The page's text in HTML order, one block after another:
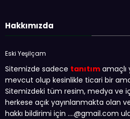
Hakkımızda
Eski Yeşilçam
Sitemizde sadece tanıtım amaçlı
mevcut olup kesinlikle ticari bir
Sitemizdeki tüm resim, medya ve
herkese açık yayınlanmakta olan
hakkı bildirimi için ….@gmail.com